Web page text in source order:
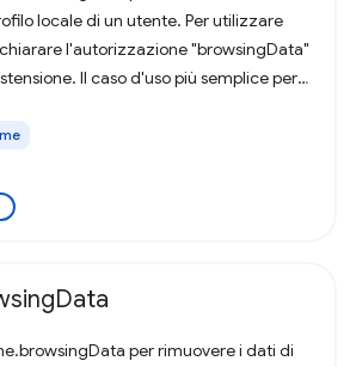
locale di un utente. Per utilizzare
l'autorizzazione "browsingData"
Il caso d'uso più semplice per
per rimuovere i dati di